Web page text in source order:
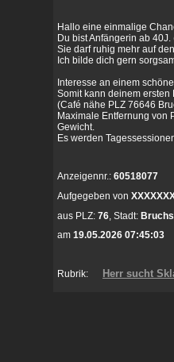
Hallo eine einmalige
Du bist Anfängerin ab
Sie darf ruhig mehr auf
Ich bilde dich gern
Interesse an einem
Somit kann deinem ersten
(Café nähe PLZ 76646
Maximale Entfernung von
Gewicht.
Es werden
Anzeigennr.: 60518077
Aufgegeben von
aus PLZ: 76, Stadt:
am 19.05.2026 07:45:03
Rubrik: Herr sucht